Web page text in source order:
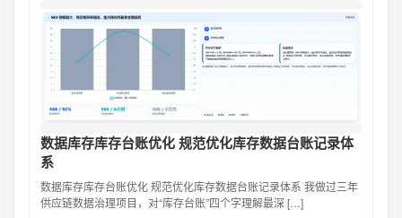
数据库存库存台账优化 规范优化库存数据台账记录体
系
数据库存库存台账优化 规范优化库存数据台账记录体系 我做过三年
供应链数据治理项目，对“库存台账”四个字理解最深 […]